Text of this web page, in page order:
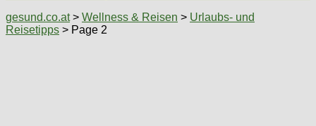
gesund.co.at> Wellness & Reisen > Urlaubs- und
Reisetipps > Page 2